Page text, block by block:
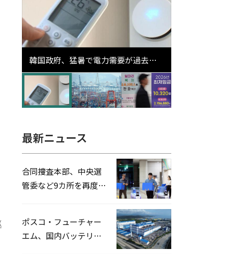
韓国政府、猛暑で電力需要が過去最
高更新の可能性に需給対応体制を点
検
最新ニュース
合同捜査本部、中央選
管委など9カ所を再度家
ポスコ・フューチャー
エム、国内バッテリー